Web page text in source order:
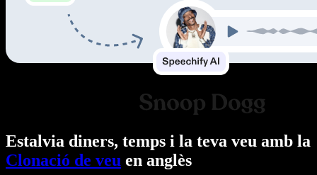
Estalvia diners, temps i la teva veu amb la
Clonació de veu en anglès